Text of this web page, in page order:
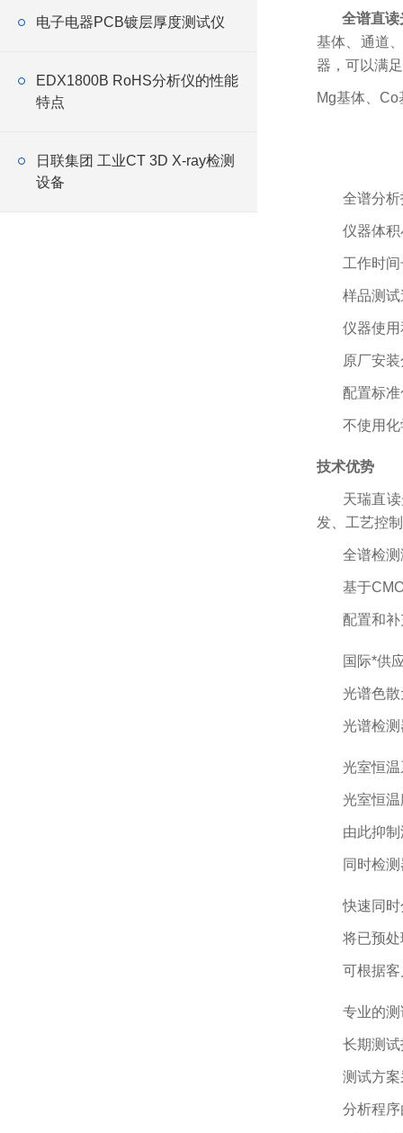
电子电器PCB镀层厚度测试仪
EDX1800B RoHS分析仪的性能
特点
日联集团 工业CT 3D X-ray检测
设备
全谱直读
基体、通道
器，可以满
Mg基体、 Co
全谱分
仪器体
工作时
样品测
仪器使
原厂安
配置标
不使用
技术优势
天瑞直
发、工艺控
全谱检
基于
配置和
国际*供
光谱色
光谱检
光室恒温
光室恒
由此抑
同时检
快速同
将已预
可根据
专业的
长期测
测试方
分析程